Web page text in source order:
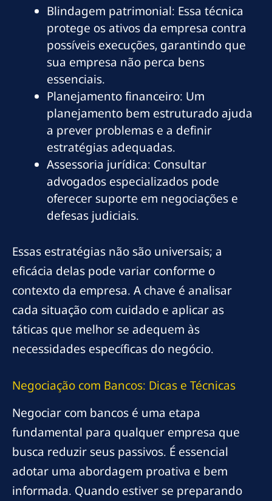
Blindagem patrimonial: Essa técnica
protege os ativos da empresa contra
possíveis execuções, garantindo que
sua empresa não perca bens
essenciais.
Planejamento financeiro: Um
planejamento bem estruturado ajuda
a prever problemas e a definir
estratégias adequadas.
Assessoria jurídica: Consultar
advogados especializados pode
oferecer suporte em negociações e
defesas judiciais.
Essas estratégias não são universais; a
eficácia delas pode variar conforme o
contexto da empresa. A chave é analisar
cada situação com cuidado e aplicar as
táticas que melhor se adequem às
necessidades específicas do negócio.
Negociação com Bancos: Dicas e Técnicas
Negociar com bancos é uma etapa
fundamental para qualquer empresa que
busca reduzir seus passivos. É essencial
adotar uma abordagem proativa e bem
informada. Quando estiver se preparando